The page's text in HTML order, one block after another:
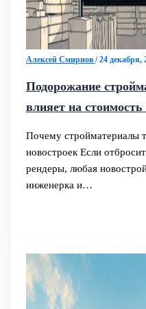
Алексей Смирнов /24 декабря,
Подорожание
влияет на стоимость
Почему стройматериалы
новостроек Если
рендеры, любая
инженерка и…